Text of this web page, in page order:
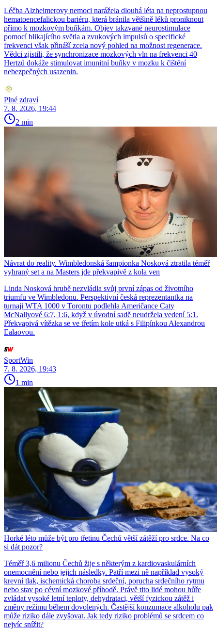
Léčba Alzheimerovy nemoci narážela dlouhá léta na neprostupnou
hematoencefalickou bariéru, která bránila většině léků proniknout
přímo k mozkovým buňkám. Objev takzvané neurostimulace
pomocí blikajícího světla a zvukových impulsů o specifické
frekvenci však přináší zcela nový pohled na možnost regenerace.
Vědci zjistili, že synchronizace mozkových vln na frekvenci 40
Hertzů dokáže stimulovat imunitní buňky v mozku k čištění
nebezpečných usazenin.
Plné zdraví
7. 8. 2026, 19:44
2 min
Návrat do reality. Wimbledonská šampionka Nosková ztratila téměř
vyhraný set a na Masters jde překvapivě z kola ven
Linda Nosková hrubě nezvládla svůj první zápas od životního
triumfu ve Wimbledonu. Perspektivní česká reprezentantka na
turnaji WTA 1000 v Torontu podlehla Američance Caty
McNallyové 6:7, 1:6, když v úvodní sadě neudržela vedení 5:1.
Překvapivá vítězka se ve třetím kole utká s Filipínkou Alexandrou
Ealaovou.
SportWin
7. 8. 2026, 19:43
1 min
Horké léto může být pro třetinu Čechů větší zátěží pro srdce. Na co
si dát pozor?
Téměř 3,6 milionu Čechů žije s některým z kardiovaskulárních
onemocnění nebo jejich následky. Patří mezi ně například vysoký
krevní tlak, ischemická choroba srdeční, porucha srdečního rytmu
nebo stav po cévní mozkové příhodě. Právě tito lidé mohou hůře
zvládat vysoké letní teploty, dehydrataci, větší fyzickou zátěž i
změny režimu během dovolených. Častější konzumace alkoholu pak
může riziko dále zvyšovat. Jak tedy riziko problémů se srdcem co
nejvíc snížit?